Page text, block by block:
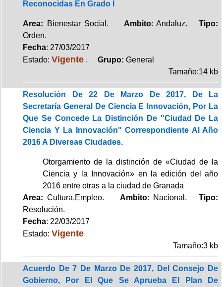
Reconocidas En Grado I
Area: Bienestar Social. Ambito: Andaluz.Tipo:
Orden.
Fecha: 27/03/2017
Estado: Vigente . Grupo: General
Tamaño:14 kb
Resolución De 22 De Marzo De 2017, De La
Secretaría General De Ciencia E Innovación, Por La
Que Se Concede La Distinción De "Ciudad De La
Ciencia Y La Innovación" Correspondiente Al Año
2016 A Diversas Ciudades.
Otorgamiento de la distinción de «Ciudad de la
Ciencia y la Innovación» en la edición del año
2016 entre otras a la ciudad de Granada
Area: Cultura,Empleo. Ambito: Nacional. Tipo:
Resolución.
Fecha: 22/03/2017
Estado: Vigente
Tamaño:3 kb
Acuerdo De 7 De Marzo De 2017, Del Consejo De
Gobierno, Por El Que Se Aprueba El Plan De